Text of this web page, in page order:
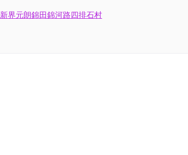
新界元朗錦田錦河路四排石村